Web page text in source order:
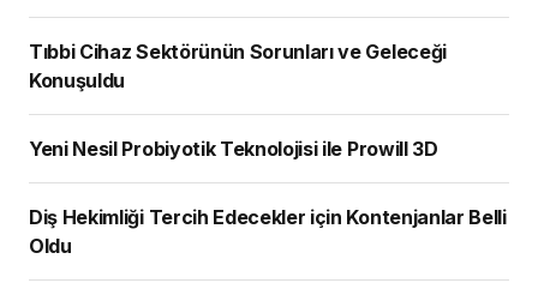
Tıbbi Cihaz Sektörünün Sorunları ve Geleceği
Konuşuldu
Yeni Nesil Probiyotik Teknolojisi ile Prowill 3D
Diş Hekimliği Tercih Edecekler için Kontenjanlar Belli
Oldu